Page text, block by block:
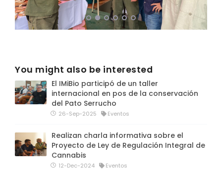
You might also be interested
El IMiBio participó de un taller
internacional en pos de la conservación
del Pato Serrucho
26-Sep-2025 Eventos
Realizan charla informativa sobre el
Proyecto de Ley de Regulación Integral de
Cannabis
12-Dec-2024 Eventos